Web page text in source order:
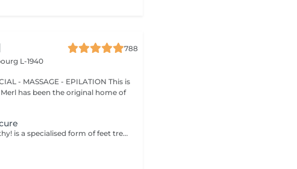
788
L-1940
- MASSAGE - EPILATION This is
has been the original home of
Keep your feet happy and healthy! is a specialised form of feet treatment where a nail master eliminates such problems as calluses, cracks and deformed nails etc. How is pedicure medical done? - problem is identified - feet are disinfected and softened - calloused skin is removed - nail plate is treated - skin is treated - medical cream is applied Age restrictions: recommended to do from 16 years. Post procedure recommendations: professional home care is recommended after the procedure. Frequency: once in 3-4 weeks.